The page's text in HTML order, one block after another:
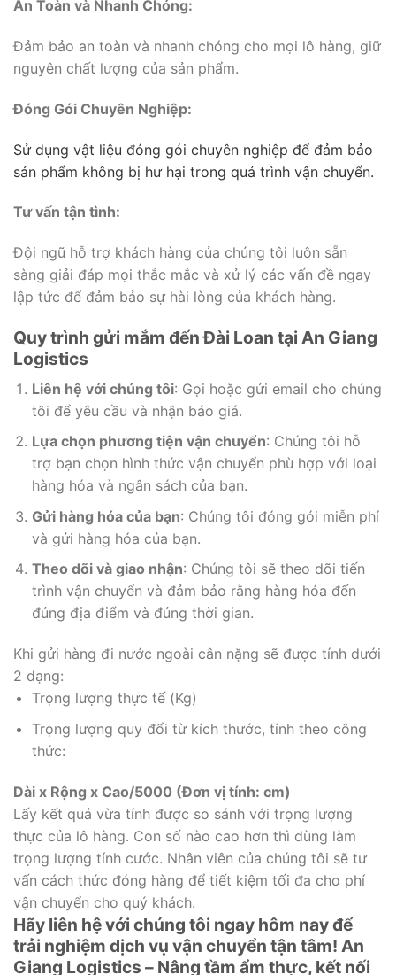
An Toàn và Nhanh Chóng:
Đảm bảo an toàn và nhanh chóng cho mọi lô hàng, giữ
nguyên chất lượng của sản phẩm.
Đóng Gói Chuyên Nghiệp:
Sử dụng vật liệu đóng gói chuyên nghiệp để đảm bảo
sản phẩm không bị hư hại trong quá trình vận chuyển.
Tư vấn tận tình:
Đội ngũ hỗ trợ khách hàng của chúng tôi luôn sẵn
sàng giải đáp mọi thắc mắc và xử lý các vấn đề ngay
lập tức để đảm bảo sự hài lòng của khách hàng.
Quy trình gửi mắm đến Đài Loan tại An Giang
Logistics
Liên hệ với chúng tôi: Gọi hoặc gửi email cho chúng
tôi để yêu cầu và nhận báo giá.
Lựa chọn phương tiện vận chuyển: Chúng tôi hỗ
trợ bạn chọn hình thức vận chuyển phù hợp với loại
hàng hóa và ngân sách của bạn.
Gửi hàng hóa của bạn: Chúng tôi đóng gói miễn phí
và gửi hàng hóa của bạn.
Theo dõi và giao nhận: Chúng tôi sẽ theo dõi tiến
trình vận chuyển và đảm bảo rằng hàng hóa đến
đúng địa điểm và đúng thời gian.
Khi gửi hàng đi nước ngoài cân nặng sẽ được tính dưới
2 dạng:
Trọng lượng thực tế (Kg)
Trọng lượng quy đổi từ kích thước, tính theo công
thức:
Dài x Rộng x Cao/5000 (Đơn vị tính: cm)
Lấy kết quả vừa tính được so sánh với trọng lượng
thực của lô hàng. Con số nào cao hơn thì dùng làm
trọng lượng tính cước. Nhân viên của chúng tôi sẽ tư
vấn cách thức đóng hàng để tiết kiệm tối đa cho phí
vận chuyển cho quý khách.
Hãy liên hệ với chúng tôi ngay hôm nay để
trải nghiệm dịch vụ vận chuyển tận tâm! An
Giang Logistics – Nâng tầm ẩm thực, kết nối